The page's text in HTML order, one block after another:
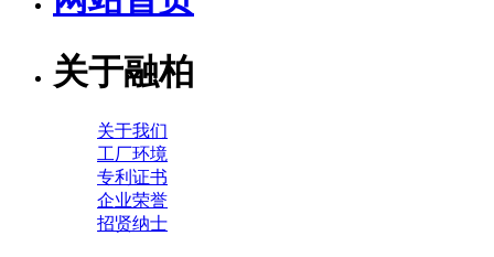
关于融柏
关于我们
工厂环境
专利证书
企业荣誉
招贤纳士